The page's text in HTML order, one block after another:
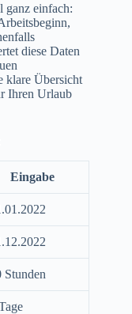
ganz einfach:
diese Daten
klare Übersicht
Ihren Urlaub
Eingabe
Stunden